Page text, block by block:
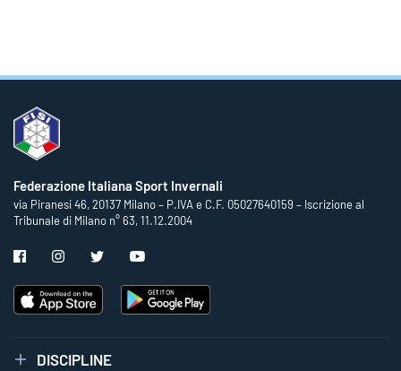
Federazione Italiana Sport Invernali
via Piranesi 46, 20137 Milano – P.IVA e C.F. 05027640159 – Iscrizione al
Tribunale di Milano n° 63, 11.12.2004
DISCIPLINE